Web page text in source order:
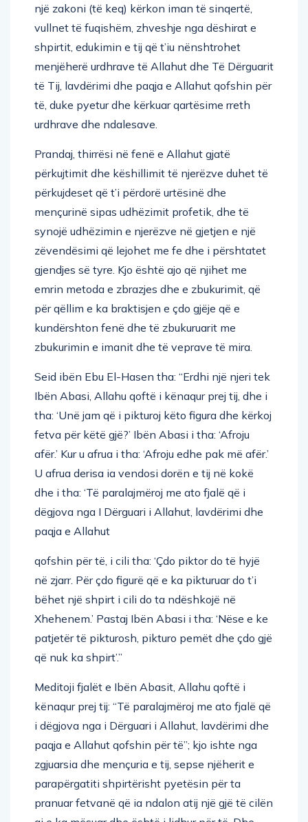
një zakoni (të keq) kërkon iman të sinqertë,
vullnet të fuqishëm, zhveshje nga dëshirat e
shpirtit, edukimin e tij që t’iu nënshtrohet
menjëherë urdhrave të Allahut dhe Të Dërguarit
të Tij, lavdërimi dhe paqja e Allahut qofshin për
të, duke pyetur dhe kërkuar qartësime rreth
urdhrave dhe ndalesave.
Prandaj, thirrësi në fenë e Allahut gjatë
përkujtimit dhe këshillimit të njerëzve duhet të
përkujdeset që t’i përdorë urtësinë dhe
mençurinë sipas udhëzimit profetik, dhe të
synojë udhëzimin e njerëzve në gjetjen e një
zëvendësimi që lejohet me fe dhe i përshtatet
gjendjes së tyre. Kjo është ajo që njihet me
emrin metoda e zbrazjes dhe e zbukurimit, që
për qëllim e ka braktisjen e çdo gjëje që e
kundërshton fenë dhe të zbukuruarit me
zbukurimin e imanit dhe të veprave të mira.
Seid ibën Ebu El-Hasen tha: “Erdhi një njeri tek
Ibën Abasi, Allahu qoftë i kënaqur prej tij, dhe i
tha: ‘Unë jam që i pikturoj këto figura dhe kërkoj
fetva për këtë gjë?’ Ibën Abasi i tha: ‘Afroju
afër.’ Kur u afrua i tha: ‘Afroju edhe pak më afër.’
U afrua derisa ia vendosi dorën e tij në kokë
dhe i tha: ‘Të paralajmëroj me ato fjalë që i
dëgjova nga I Dërguari i Allahut, lavdërimi dhe
paqja e Allahut
qofshin për të, i cili tha: ‘Çdo piktor do të hyjë
në zjarr. Për çdo figurë që e ka pikturuar do t’i
bëhet një shpirt i cili do ta ndëshkojë në
Xhehenem.’ Pastaj Ibën Abasi i tha: ‘Nëse e ke
patjetër të pikturosh, pikturo pemët dhe çdo gjë
që nuk ka shpirt’.”
Meditoji fjalët e Ibën Abasit, Allahu qoftë i
kënaqur prej tij: “Të paralajmëroj me ato fjalë që
i dëgjova nga i Dërguari i Allahut, lavdërimi dhe
paqja e Allahut qofshin për të”; kjo ishte nga
zgjuarsia dhe mençuria e tij, sepse njëherit e
parapërgatiti shpirtërisht pyetësin për ta
pranuar fetvanë që ia ndalon atij një gjë të cilën